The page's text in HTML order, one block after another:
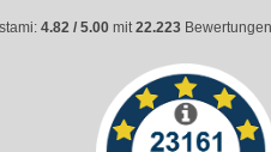
4.82 / 5.00mit22.223 Bewertungen